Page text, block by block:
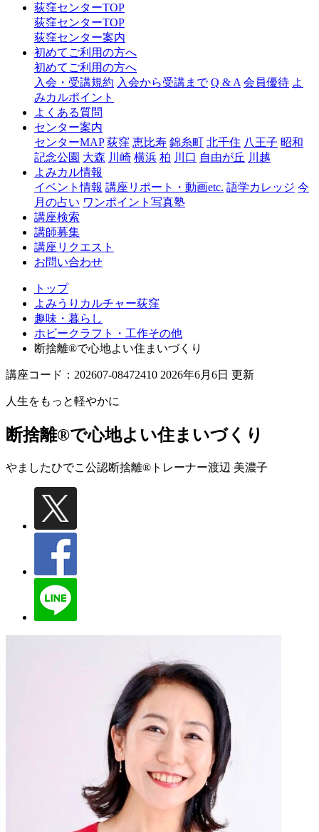
ャ
窪
荻窪センターTOP
荻窪センターTOP
荻窪センター案内
初めてご利用の方へ
初めてご利用の方へ
入会・受講規約 入会から受講まで Q & A 会員優待 よ
みカルポイント
よくある質問
センター案内
センターMAP 荻窪 恵比寿 錦糸町 北千住 八王子 昭和
記念公園 大森 川崎 横浜 柏 川口 自由が丘 川越
よみカル情報
イベント情報 講座リポート・動画etc. 語学カレッジ 今
月の占い ワンポイント写真塾
講座検索
講師募集
講座リクエスト
お問い合わせ
トップ
よみうりカルチャー荻窪
趣味・暮らし
ホビークラフト・工作その他
断捨離®で心地よい住まいづくり
講座コード：202607-08472410 2026年6月6日 更新
人生をもっと軽やかに
断捨離®で心地よい住まいづくり
やましたひでこ公認断捨離®トレーナー渡辺 美濃子